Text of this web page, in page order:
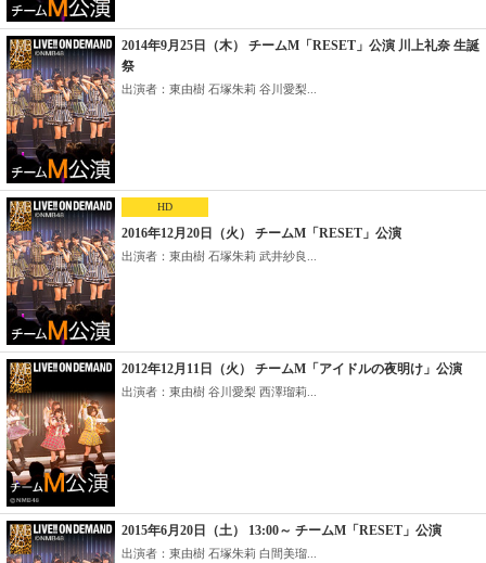
2014年9月25日（木） チームM「RESET」公演 川上礼奈 生誕
祭
出演者：東由樹 石塚朱莉 谷川愛梨...
HD
2016年12月20日（火） チームM「RESET」公演
出演者：東由樹 石塚朱莉 武井紗良...
2012年12月11日（火） チームM「アイドルの夜明け」公演
出演者：東由樹 谷川愛梨 西澤瑠莉...
2015年6月20日（土） 13:00～ チームM「RESET」公演
出演者：東由樹 石塚朱莉 白間美瑠...